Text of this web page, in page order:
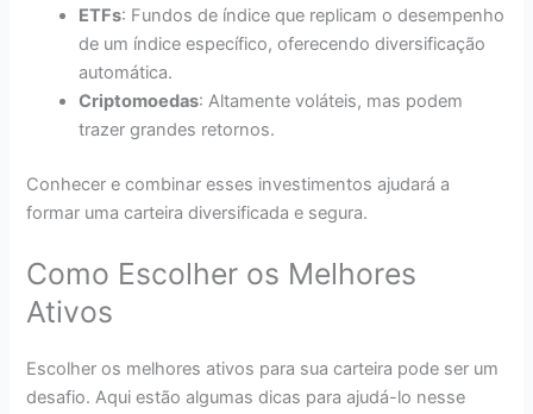
ETFs: Fundos de índice que replicam o desempenho
de um índice específico, oferecendo diversificação
automática.
Criptomoedas: Altamente voláteis, mas podem
trazer grandes retornos.
Conhecer e combinar esses investimentos ajudará a
formar uma carteira diversificada e segura.
Como Escolher os Melhores
Ativos
Escolher os melhores ativos para sua carteira pode ser um
desafio. Aqui estão algumas dicas para ajudá-lo nesse